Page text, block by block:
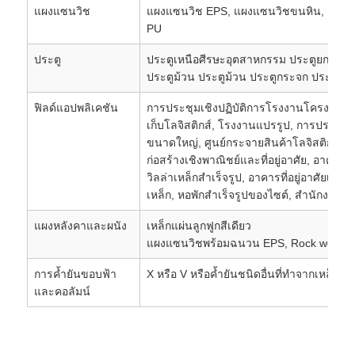
แผงแซนวิช
แผงแซนวิช EPS, แผงแซนวิชขนหิน, แผง
PU
ประตู
ประตูเหนือศีรษะอุตสาหกรรม ประตูยกแนว
ประตูม้วน ประตูม้วน ประตูกระจก ประตูบา
ฟิลด์แอปพลิเคชัน
การประชุมเชิงปฏิบัติการโรงงานโครงสร้า
เก็บโลจิสติกส์, โรงงานแปรรูป, การประชุ
ขนาดใหญ่, ศูนย์กระจายสินค้าโลจิสติกส์, อ
ก่อสร้างเชิงพาณิชย์และที่อยู่อาศัย, อาคาร
วิลล่าเหล็กสำเร็จรูป, อาคารที่อยู่อาศัยเหล็ก
เหล็ก, หอพักสำเร็จรูปของไซต์, สำนักงานไ
แผงหลังคาและผนัง
เหล็กแผ่นลูกฟูกสีเดียว
แผงแซนวิชพร้อมฉนวน EPS, Rock wool,
การค้ำยันขอบฟ้า
และคอลัมน์
X หรือ V หรือค้ำยันชนิดอื่นที่ทำจากเหล็กฉา